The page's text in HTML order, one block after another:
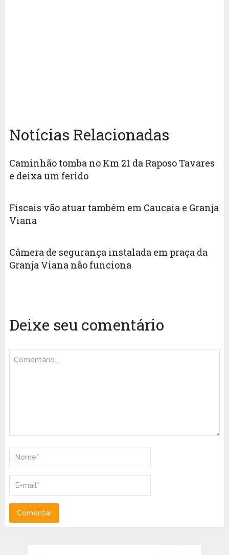
Notícias Relacionadas
Caminhão tomba no Km 21 da Raposo Tavares
e deixa um ferido
Fiscais vão atuar também em Caucaia e Granja
Viana
Câmera de segurança instalada em praça da
Granja Viana não funciona
Deixe seu comentário